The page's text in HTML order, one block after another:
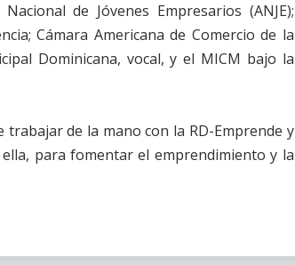
de Jóvenes Empresarios (ANJE);
Cámara Americana de Comercio de la
Dominicana, vocal, y el MICM bajo la
de la mano con la RD-Emprende y
para fomentar el emprendimiento y la